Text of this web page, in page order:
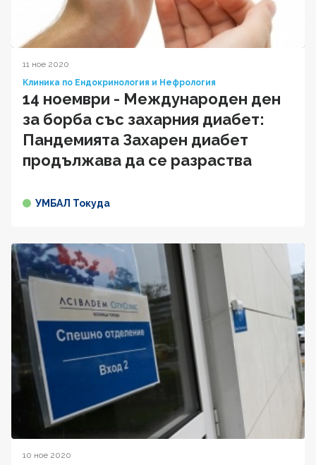
11 ное 2020
Клиника по Ендокринология и Нефрология
14 ноември - Международен ден
за борба със захарния диабет:
Пандемията Захарен диабет
продължава да се разраства
УМБАЛ Токуда
10 ное 2020